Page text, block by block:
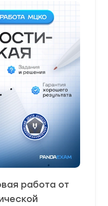
работа от